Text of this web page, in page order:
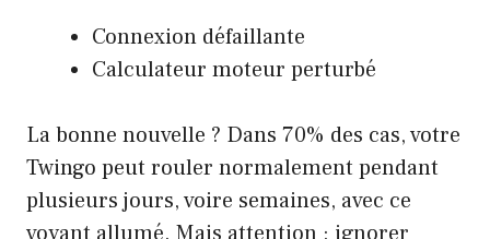
Connexion défaillante
Calculateur moteur perturbé
La bonne nouvelle ? Dans 70% des cas, votre
Twingo peut rouler normalement pendant
plusieurs jours, voire semaines, avec ce